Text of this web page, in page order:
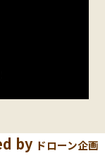
by ドローン企画